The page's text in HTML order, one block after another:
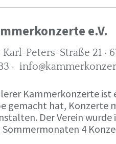
e.V.
Peters-Straße 21 ·
·
Kammerkonzerte
gemacht hat, Konzerte
Der Verein
4